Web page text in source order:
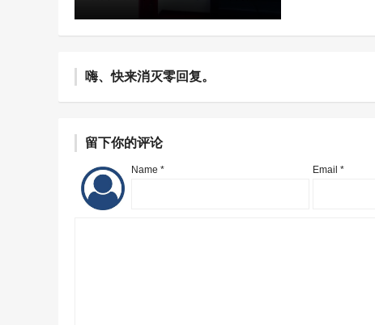
嗨、快来消灭零回复。
留下你的评论
Name * Email *